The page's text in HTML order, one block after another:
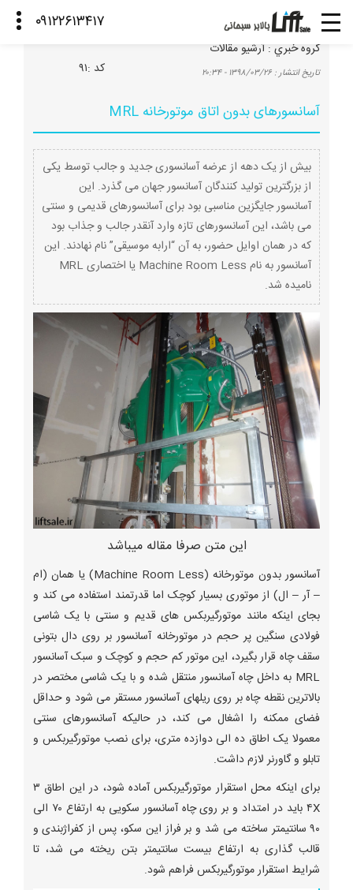
گروه خبري : آرشیو مقالات
تاريخ انتشار : ۱۳۹۸/۰۳/۲۶ - ۲۰:۳۴ كد :۹۱
آسانسورهای بدون اتاق موتورخانه MRL
بیش از یک دهه از عرضه آسانسوری جدید و جالب توسط یکی
از بزرگترین تولید کنندگان آسانسور جهان می گذرد. این
آسانسور جایگزین مناسبی بود برای آسانسورهای قدیمی و سنتی
می باشد، این آسانسورهای تازه وارد آنقدر جالب و جذاب بود
که در همان اوایل حضور، به آن “ارابه موسیقی” نام نهادند. این
آسانسور به نام Machine Room Less یا اختصاری MRL
نامیده شد.
این متن صرفا مقاله میباشد
آسانسور بدون موتورخانه (Machine Room Less) یا همان (ام
– آر – ال) از موتوری بسیار کوچک اما قدرتمند استفاده می کند و
بجای اینکه مانند موتورگیربکس های قدیم و سنتی با یک شاسی
فولادی سنگین پر حجم در موتورخانه آسانسور بر روی دال بتونی
سقف چاه قرار بگیرد، این موتور کم حجم و کوچک و سبک آسانسور
MRL به داخل چاه آسانسور منتقل شده و با یک شاسی مختصر در
بالاترین نقطه چاه بر روی ریلهای آسانسور مستقر می شود و حداقل
فضای ممکنه را اشغال می کند، در حالیکه آسانسورهای سنتی
معمولا یک اطاق ده الی دوازده متری، برای نصب موتورگیربکس و
تابلو و گاورنر لازم داشت.
برای اینکه محل استقرار موتورگیربکس آماده شود، در این اطاق ۳
۴X باید در امتداد و بر روی چاه آسانسور سکویی به ارتفاع ۷۰ الی
۹۰ سانتیمتر ساخته می شد و بر فراز این سکو، پس از کفراژبندی و
قالب گذاری به ارتفاع بیست سانتیمتر بتن ریخته می شد، تا
شرایط استقرار موتورگیربکس فراهم شود.